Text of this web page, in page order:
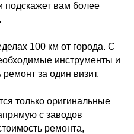
подскажет вам более
100 км от города. С
инструменты и
за один визит.
только оригинальные
с заводов
ремонта,